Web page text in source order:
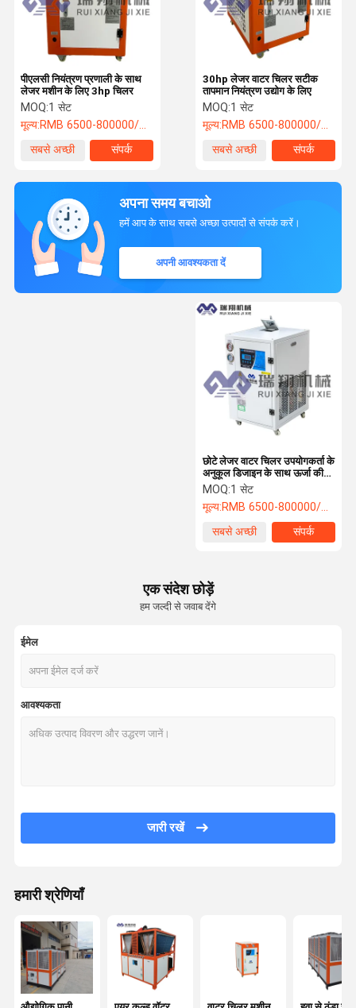
घर उत्पाद कारखाने का दौरा
पीएलसी नियंत्रण प्रणाली के साथ
लेजर मशीन के लिए 3hp चिलर
MOQ:1 सेट
मूल्य:RMB 6500-800000/PC
सबसे अच्छी
संपर्क
30hp लेजर वाटर चिलर सटीक
तापमान नियंत्रण उद्योग के लिए
MOQ:1 सेट
मूल्य:RMB 6500-800000/PC
सबसे अच्छी
संपर्क
अपना समय बचाओ
हमें आप के साथ सबसे अच्छा उत्पादों से संपर्क करें।
अपनी आवश्यकता दें
छोटे लेजर वाटर चिलर उपयोगकर्ता के
अनुकूल डिजाइन के साथ ऊर्जा की
बचत
MOQ:1 सेट
मूल्य:RMB 6500-800000/PC
सबसे अच्छी
संपर्क
एक संदेश छोड़ें
हम जल्दी से जवाब देंगे
ईमेल
आवश्यकता
जारी रखें
हमारी श्रेणियाँ